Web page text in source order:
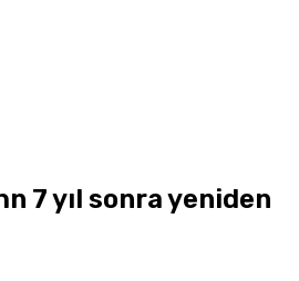
7 yıl sonra yeniden